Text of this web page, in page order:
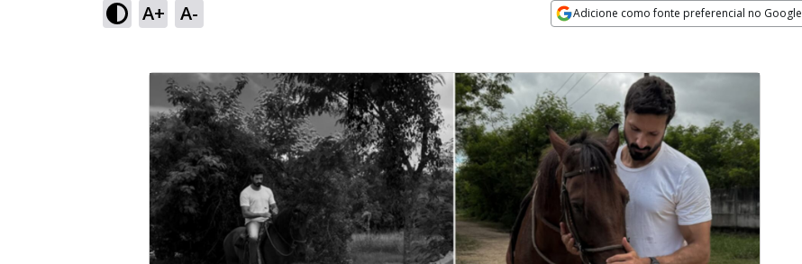
A+ A- Adicione como fonte preferencial no Google